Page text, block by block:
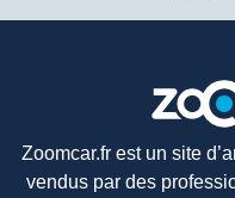
Zoomcar.fr est un site
vendus par des